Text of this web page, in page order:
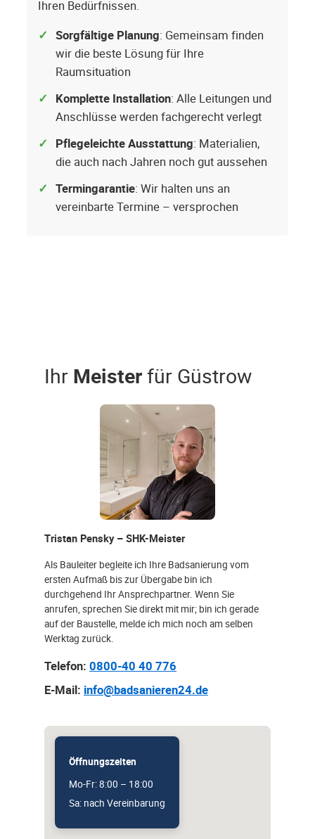
Ihren Bedürfnissen.
Sorgfältige Planung: Gemeinsam finden
wir die beste Lösung für Ihre
Raumsituation
Komplette Installation: Alle Leitungen und
Anschlüsse werden fachgerecht verlegt
Pflegeleichte Ausstattung: Materialien,
die auch nach Jahren noch gut aussehen
Termingarantie: Wir halten uns an
vereinbarte Termine – versprochen
Ihr Meisterfür Güstrow
Tristan Pensky – SHK-Meister
Als Bauleiter begleite ich Ihre Badsanierung vom
ersten Aufmaß bis zur Übergabe bin ich
durchgehend Ihr Ansprechpartner. Wenn Sie
anrufen, sprechen Sie direkt mit mir; bin ich gerade
auf der Baustelle, melde ich mich noch am selben
Werktag zurück.
Telefon: 0800-40 40 776
E-Mail: info@badsanieren24.de
Öffnungszeiten
Mo-Fr: 8:00 – 18:00
Sa: nach Vereinbarung